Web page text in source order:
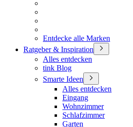
Entdecke alle Marken
Ratgeber & Inspiration
Alles entdecken
tink Blog
Smarte Ideen
Alles entdecken
Eingang
Wohnzimmer
Schlafzimmer
Garten